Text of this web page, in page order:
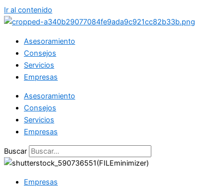
Ir al contenido
Asesoramiento
Consejos
Servicios
Empresas
Asesoramiento
Consejos
Servicios
Empresas
Buscar
Empresas